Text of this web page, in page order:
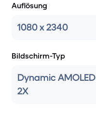
Auflösung
1080 x 2340
Bildschirm-Typ
Dynamic AMOLED
2X